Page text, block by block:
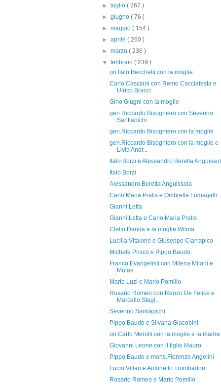
►
luglio( 267 )
►giugno( 76 )
►maggio( 154 )
►aprile( 260 )
►marzo( 236 )
▼febbraio( 239 )
on.Italo Becchetti con la moglie
Carlo Casciani con Remo Cacciafesta e
Ulrico Bracci
Gino Giugni con la moglie
gen.Riccardo Bisogniero con Severino
Santiapichi
gen.Riccardo Bisogniero con la moglie
gen.Riccardo Bisogniero con la moglie e
Livia Andr...
Italo Borzi e Alessandro Beretta
Italo Borzi
Alessandro Beretta Anguissola
Carlo Maria Pratis e Ombretta Fumagalli
Gianni Letta
Gianni Letta e Carlo Maria Pratis
Clelio Darida e la moglie Wilma
Lucilla Vitalone e Giuseppe Ciarrapico
Michele Prisco e Pippo Baudo
Franco Evangelisti con Milena Milani e
Mulas
Mario Luzi e Mario Pomilio
Rosario Romeo con Renzo De Felice e
Marcello Stagl...
Severino Santiapichi
Pippo Baudo e Silvana Giacobini
on.Carlo Merolli con la moglie e la madre
Giovanni Leone con il figlio Mauro
Pippo Baudo e mons.Fiorenzo Angelini
Lucio Villari e Antonello Trombadori
Rosario Romeo e Mario Pomilio